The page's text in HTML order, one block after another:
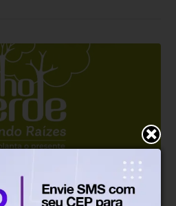
Há 2 meses